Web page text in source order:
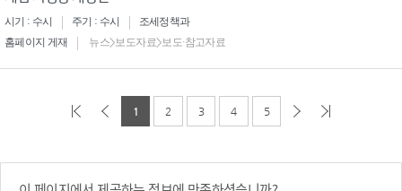
시기 : 수시 주기 : 수시
조세정책과
홈페이지 게재
뉴스>보도자료>보도·참고자료
1 2 3 4 5